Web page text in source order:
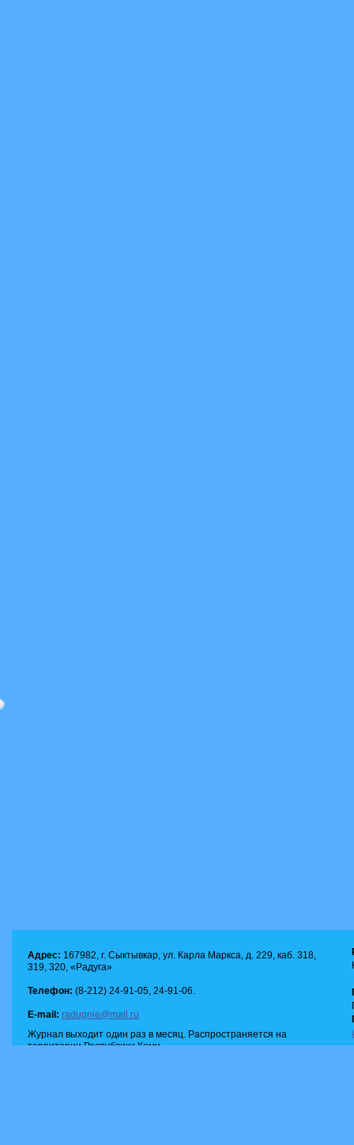
Адрес: 167982, г. Сыктывкар, ул. Карла Маркса, д. 229, каб. 318,
319, 320, «Радуга»
Телефон: (8-212) 24-91-05, 24-91-06.
E-mail: radugnie@mail.ru
Журнал выходит один раз в месяц. Распространяется на
территории Республики Коми.